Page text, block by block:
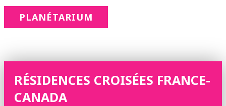
PLANÉTARIUM
RÉSIDENCES CROISÉES FRANCE-
CANADA